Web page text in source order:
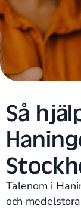
Så
Talenom i
och